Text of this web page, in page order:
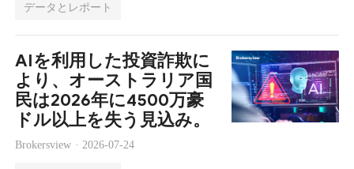
データとレポート
AIを利用した投資詐欺に
より、オーストラリア国
民は2026年に4500万豪
ドル以上を失う見込み。
Brokersview · 2026-07-24